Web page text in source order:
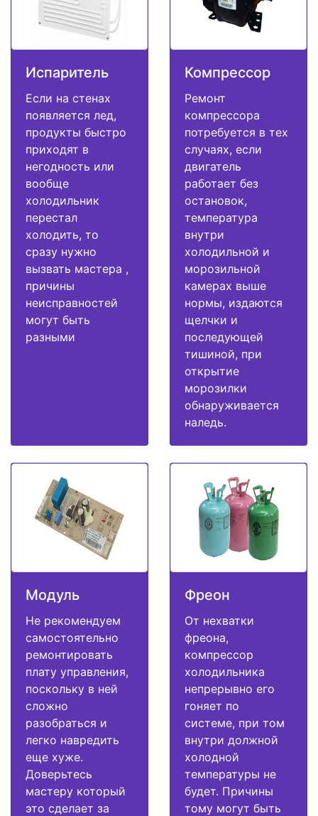
Испаритель
Если на стенах
появляется лед,
продукты быстро
приходят в
негодность или
вообще
холодильник
перестал
холодить, то
сразу нужно
вызвать мастера ,
причины
неисправностей
могут быть
разными
Компрессор
Ремонт
компрессора
потребуется в тех
случаях, если
двигатель
работает без
остановок,
температура
внутри
холодильной и
морозильной
камерах выше
нормы, издаются
щелчки и
последующей
тишиной, при
открытие
морозилки
обнаруживается
наледь.
Модуль
Не рекомендуем
самостоятельно
ремонтировать
плату управления,
поскольку в ней
сложно
разобраться и
легко навредить
еще хуже.
Доверьтесь
мастеру который
это сделает за
Фреон
От нехватки
фреона,
компрессор
холодильника
непрерывно его
гоняет по
системе, при том
внутри должной
холодной
температуры не
будет. Причины
тому могут быть